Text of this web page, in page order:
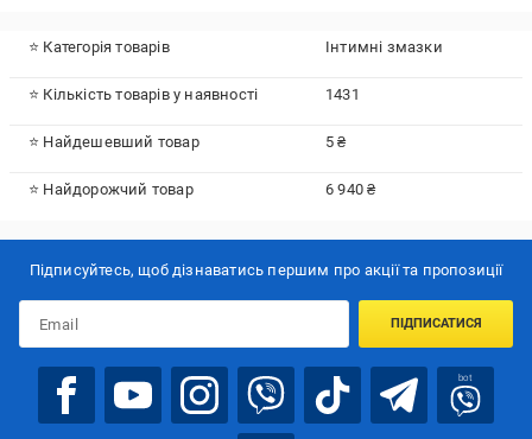
⭐ Категорія товарів Інтимні змазки
⭐ Кількість товарів у наявності 1431
⭐ Найдешевший товар 5 ₴
⭐ Найдорожчий товар 6 940 ₴
Підписуйтесь, щоб дізнаватись першим про акції та пропозиції
ПІДПИСАТИСЯ
bot